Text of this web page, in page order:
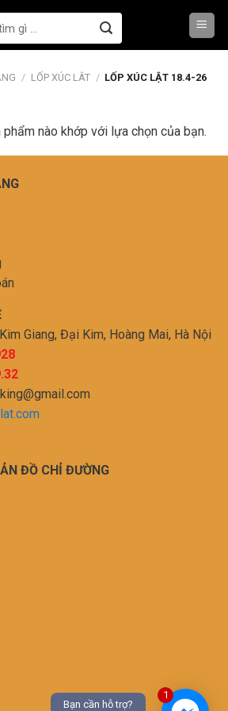
/ LỐP XÚC LÂT / LỐP XÚC LẬT 18.4-26
nào khớp với lựa chọn của bạn.
Giang, Đại Kim, Hoàng Mai, Hà Nội
ĐỒ CHỈ ĐƯỜNG
1
Bạn cần hỗ trợ?